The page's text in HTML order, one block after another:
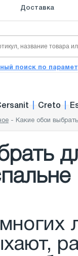
Доставка
поиск по
Creto
- Какие обои